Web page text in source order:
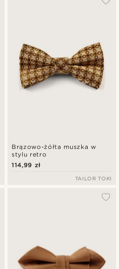
Brązowo-żółta muszka w
stylu retro
114,99 zł
TAILOR TOKI